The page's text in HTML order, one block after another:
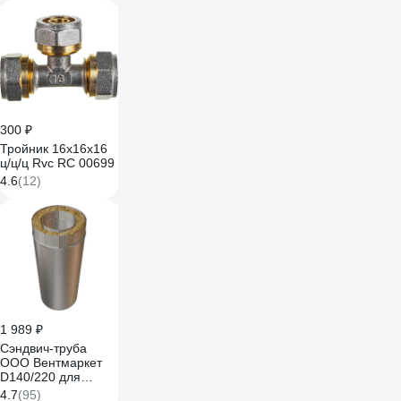
300 ₽
Тройник 16х16х16
ц/ц/ц Rvc RC 00699
4.6(12)
1 989 ₽
Сэндвич-труба
ООО Вентмаркет
D140/220 для
дымохода, 0,625 м,
4.7(95)